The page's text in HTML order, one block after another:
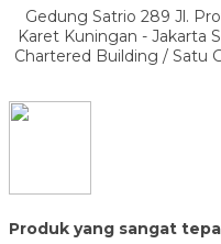
Gedung Satrio 289 Jl.
Karet Kuningan - Jakarta
Chartered Building / Satu
Produk yang sangat